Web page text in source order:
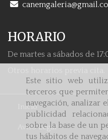
Este sitio web
terceros que
navegación, analizar
publicidad
sobre la base de un
tus hábitos de
canemgaleria
HORARIO
De martes a sábados de
Inicio
Aviso Legal